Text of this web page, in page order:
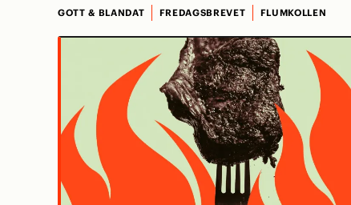
GOTT & BLANDAT FREDAGSBREVET FLUMKOLLEN